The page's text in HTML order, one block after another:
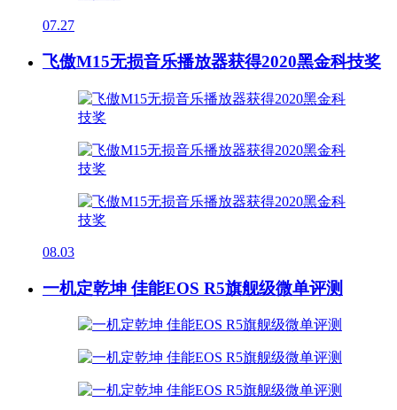
07.27
飞傲M15无损音乐播放器获得2020黑金科技奖
08.03
一机定乾坤 佳能EOS R5旗舰级微单评测